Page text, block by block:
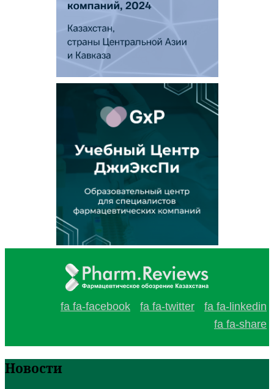
fa fa-facebook fa fa-twitter
fa fa-linkedin
fa fa-share
Новости